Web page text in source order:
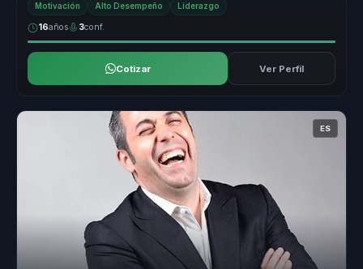
Motivación Alto Desempeño Liderazgo
16años 3conf.
Cotizar Ver Perfil
ES